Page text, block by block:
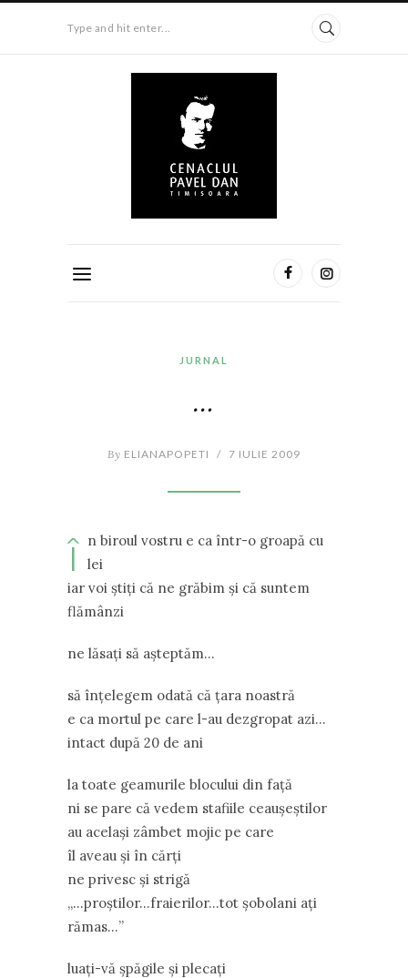
Type and hit enter...
JURNAL
…
By ELIANAPOPETI / 7 IULIE 2009
î n biroul vostru e ca într-o groapă cu
lei
iar voi ştiţi că ne grăbim şi că suntem
flămânzi
ne lăsaţi să aşteptăm…
să înţelegem odată că ţara noastră
e ca mortul pe care l-au dezgropat azi…
intact după 20 de ani
la toate geamurile blocului din faţă
ni se pare că vedem stafiile ceauşeştilor
au acelaşi zâmbet mojic pe care
îl aveau şi în cărţi
ne privesc şi strigă
,,…proştilor…fraierilor…tot şobolani aţi
rămas…’’
luaţi-vă şpăgile şi plecaţi